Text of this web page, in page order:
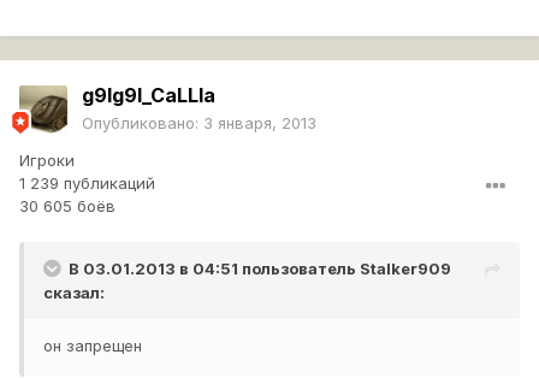
g9Ig9I_CaLLIa
Опубликовано: 3 января, 2013
Игроки
1 239 публикаций
30 605 боёв
В 03.01.2013 в 04:51 пользователь Stalker909
сказал:
он запрещен